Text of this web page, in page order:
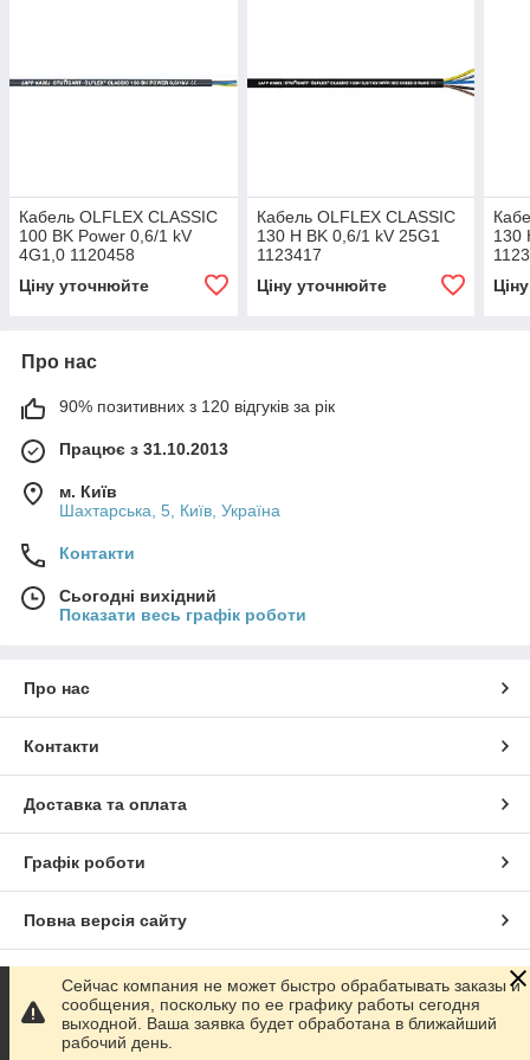
Кабель OLFLEX CLASSIC
100 BK Power 0,6/1 kV
4G1,0 1120458
Ціну уточнюйте
Кабель OLFLEX CLASSIC
130 H BK 0,6/1 kV 25G1
1123417
Ціну уточнюйте
130
Про нас
90% позитивних з 120 відгуків за рік
Працює з 31.10.2013
м. Київ
Шахтарська, 5, Київ, Україна
Контакти
Сьогодні вихідний
Показати весь графік роботи
Про нас
Контакти
Доставка та оплата
Графік роботи
Повна версія сайту
Сайт створено на маркетплейсі Prom.ua
Політика конфіденційності
Сейчас компания не может быстро обрабатывать заказы и
сообщения, поскольку по ее графику работы сегодня
выходной. Ваша заявка будет обработана в ближайший
рабочий день.